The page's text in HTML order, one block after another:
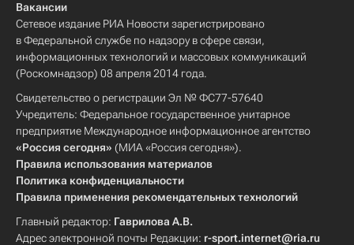
Вакансии
Сетевое издание РИА Новости зарегистрировано
в Федеральной службе по надзору в сфере связи,
информационных технологий и массовых коммуникаций
(Роскомнадзор) 08 апреля 2014 года.
Свидетельство о регистрации Эл № ФС77-57640
Учредитель: Федеральное государственное унитарное
предприятие Международное информационное агентство
«Россия сегодня» (МИА «Россия сегодня»).
Правила использования материалов
Политика конфиденциальности
Правила применения рекомендательных технологий
Главный редактор: Гаврилова А.В.
Адрес электронной почты Редакции: r-sport.internet@ria.ru